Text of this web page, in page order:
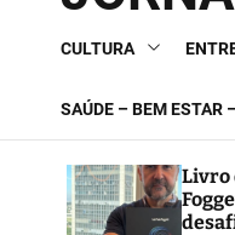
CULTURA
SAÚDE – BEM ESTAR
Livro